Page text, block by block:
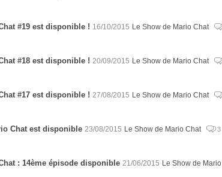
#19 est disponible ! 16/10/2015 Le Show de Mario Chat
#18 est disponible ! 20/09/2015 Le Show de Mario Chat
#17 est disponible ! 27/08/2015 Le Show de Mario Chat
Chat est disponible 23/08/2015 Le Show de Mario Chat 3
: 14ème épisode disponible 21/06/2015 Le Show de Mario